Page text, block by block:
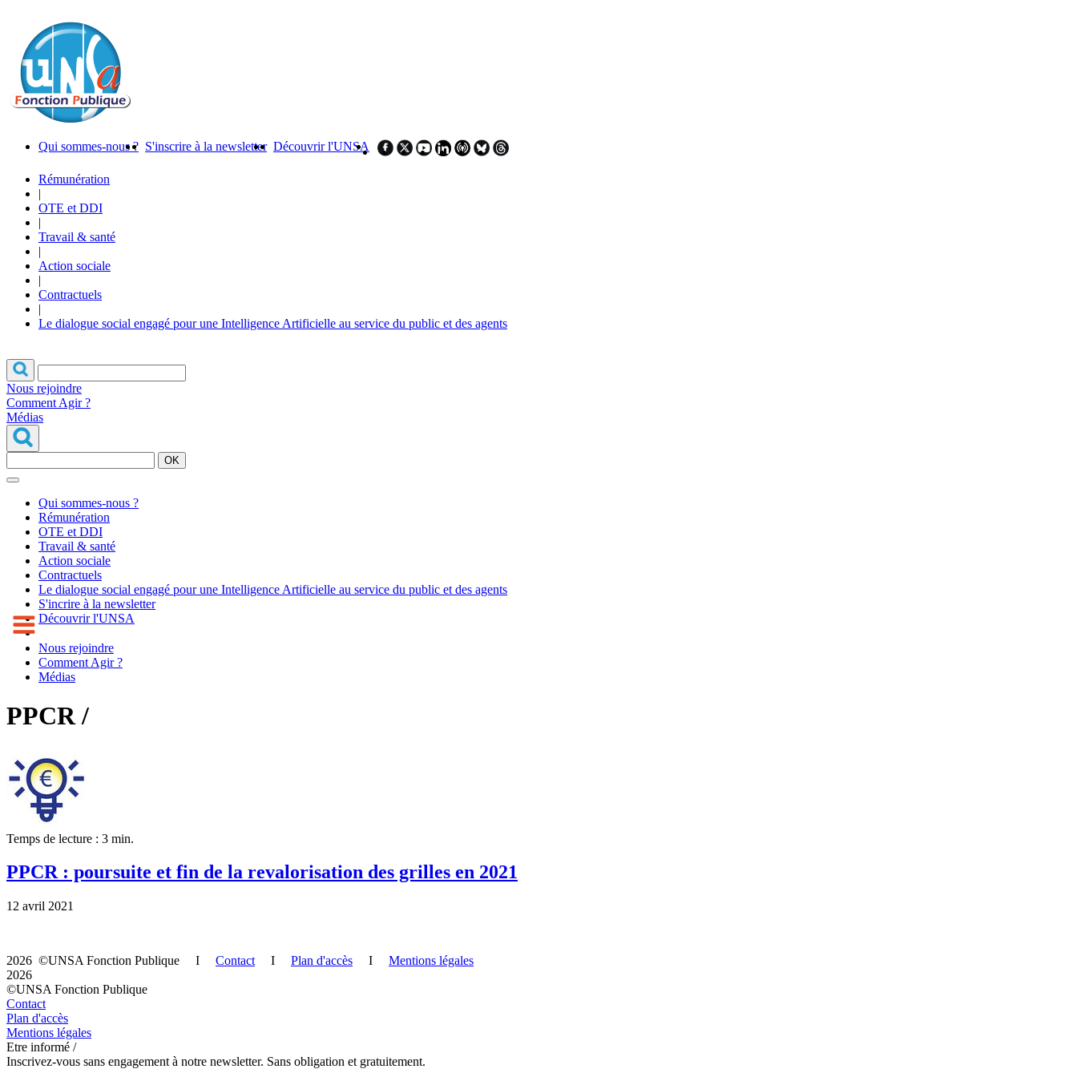
Qui sommes-nous ? S'inscrire à la newsletter Découvrir l'UNSA
Rémunération
|
OTE et DDI
|
Travail & santé
|
Action sociale
|
Contractuels
|
Le dialogue social engagé pour une Intelligence Artificielle au service du public et des agents
Nous rejoindre
Comment Agir ?
Médias
OK
Qui sommes-nous ?
Rémunération
OTE et DDI
Travail & santé
Action sociale
Contractuels
Le dialogue social engagé pour une Intelligence Artificielle au service du public et des agents
S'incrire à la newsletter
Découvrir l'UNSA
Nous rejoindre
Comment Agir ?
Médias
PPCR /
Temps de lecture : 3 min.
PPCR : poursuite et fin de la revalorisation des grilles en 2021
12 avril 2021
2026 ©UNSA Fonction Publique I Contact I Plan d'accès I Mentions légales
2026
©UNSA Fonction Publique
Contact
Plan d'accès
Mentions légales
Etre informé /
Inscrivez-vous sans engagement à notre newsletter. Sans obligation et gratuitement.